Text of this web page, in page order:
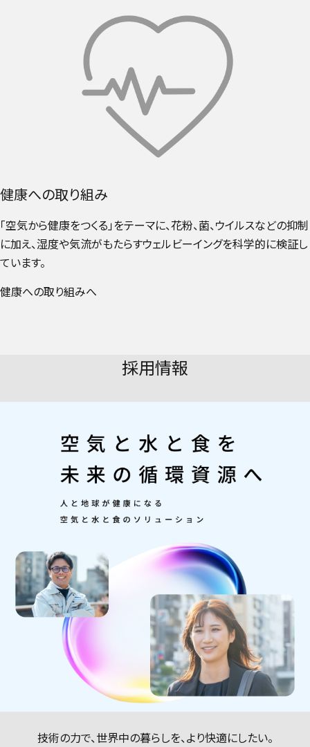
健康への取り組み
「空気から健康をつくる」をテーマに、花粉、菌、ウイルスなどの抑制
に加え、湿度や気流がもたらすウェルビーイングを科学的に検証し
ています。
健康への取り組みへ
採用情報
技術の力で、世界中の暮らしを、より快適にしたい。